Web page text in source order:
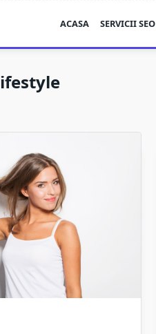
ACASA SERVICII SEO